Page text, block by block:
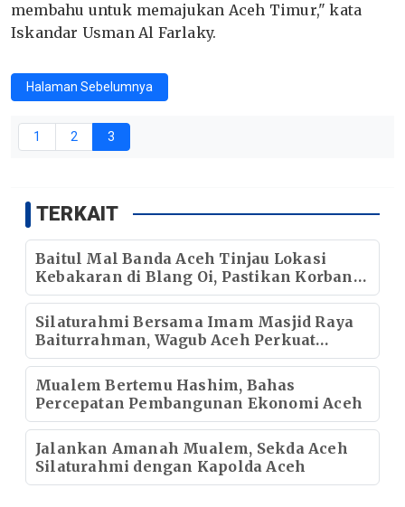
membahu untuk memajukan Aceh Timur," kata
Iskandar Usman Al Farlaky.
Halaman Sebelumnya
1 2 3
TERKAIT
Baitul Mal Banda Aceh Tinjau Lokasi
Kebakaran di Blang Oi, Pastikan Korban
Mendapat Dukungan Kebutuhan Pokok
Silaturahmi Bersama Imam Masjid Raya
Baiturrahman, Wagub Aceh Perkuat
Sinergi dengan Ulama
Mualem Bertemu Hashim, Bahas
Percepatan Pembangunan Ekonomi Aceh
Jalankan Amanah Mualem, Sekda Aceh
Silaturahmi dengan Kapolda Aceh